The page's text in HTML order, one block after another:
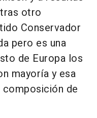
otro
Conservador
pero es una
de Europa los
mayoría y esa
de